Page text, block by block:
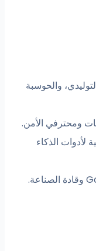
والحوسبة
ومحترفي الأمن.
الذكاء